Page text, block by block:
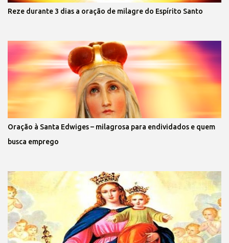
Reze durante 3 dias a oração de milagre do Espírito Santo
Oração à Santa Edwiges – milagrosa para endividados e quem
busca emprego